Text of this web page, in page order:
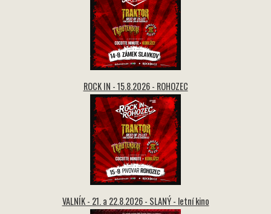
ROCK IN - 15.8.2026 - ROHOZEC
VALNÍK - 21. a 22.8.2026 - SLANÝ - letní kino